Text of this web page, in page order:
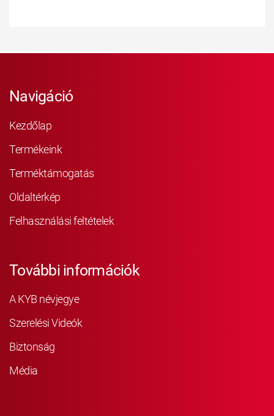
Navigáció
Kezdőlap
Termékeink
Terméktámogatás
Oldaltérkép
Felhasználási feltételek
További információk
A KYB névjegye
Szerelési Videók
Biztonság
Média